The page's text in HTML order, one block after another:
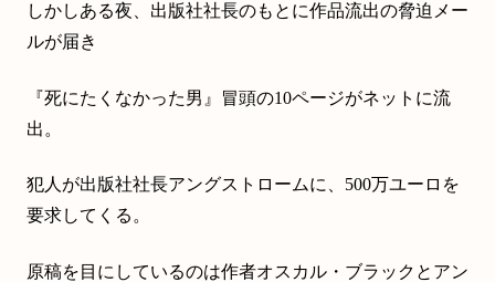
しかしある夜、出版社社長のもとに作品流出の脅迫メー
ルが届き
『死にたくなかった男』冒頭の10ページがネットに流
出。
犯人が出版社社長アングストロームに、500万ユーロを
要求してくる。
原稿を目にしているのは作者オスカル・ブラックとアン